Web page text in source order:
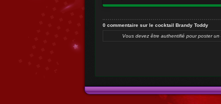
0 commentaire sur le cocktail Brandy Toddy
Vous devez être authentifié pour poster un